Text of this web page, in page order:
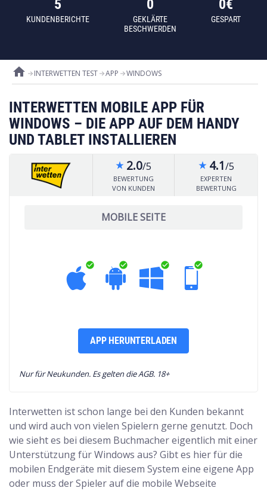
5
KUNDENBERICHTE
0
GEKLÄRTE
BESCHWERDEN
0€
GESPART
home INTERWETTEN TEST APP WINDOWS
INTERWETTEN MOBILE APP FÜR
WINDOWS – DIE APP AUF DEM HANDY
UND TABLET INSTALLIEREN
star_rate 2.0/5
BEWERTUNG
VON KUNDEN
star_rate 4.1/5
EXPERTEN
BEWERTUNG
MOBILE SEITE
check_circle check_circle check_circle check_circle
APP HERUNTERLADEN
Nur für Neukunden. Es gelten die AGB. 18+
Interwetten ist schon lange bei den Kunden bekannt
und wird auch von vielen Spielern gerne genutzt. Doch
wie sieht es bei diesem Buchmacher eigentlich mit einer
Unterstützung für Windows aus? Gibt es hier für die
mobilen Endgeräte mit diesem System eine eigene App
oder muss der Spieler auf die mobile Webseite